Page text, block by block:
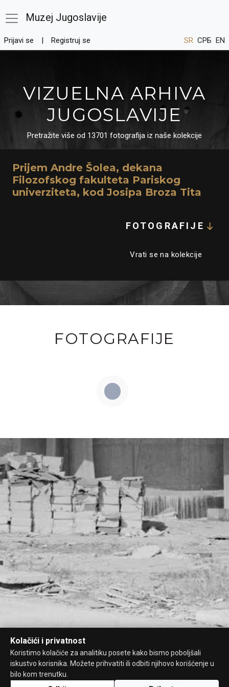
Muzej Jugoslavije
Prijavi se Registruj se SR СРБ EN
VIZUELNA ARHIVA
JUGOSLAVIJE
Pretražite više od 13701 fotografija iz naše kolekcije
Prijem Andre Šolea, dekana
Filozofskog fakulteta Pariskog
univerziteta, kod Josipa Broza Tita
FOTOGRAFIJE
Vrati se na kolekcije
FOTOGRAFIJE
Kolačići i privatnost
Koristimo kolačiće za analitiku posete kako bismo poboljšali
iskustvo korisnika. Možete prihvatiti ili odbiti njihovo korišćenje u
bilo kom trenutku.